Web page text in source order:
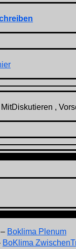
,
– Boklima Plenum
BoKlima